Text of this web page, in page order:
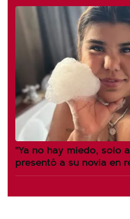
"Ya no hay miedo, solo
presentó a su novia en